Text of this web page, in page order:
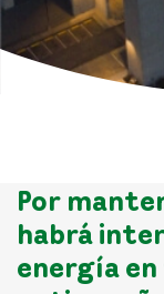
Por
habrá
energía